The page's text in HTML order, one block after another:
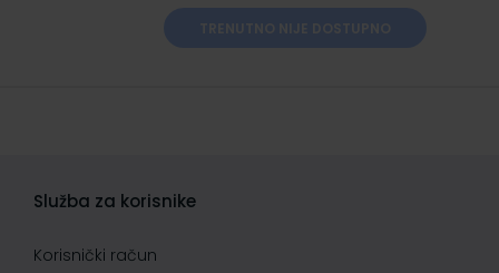
Služba za korisnike
Korisnički račun